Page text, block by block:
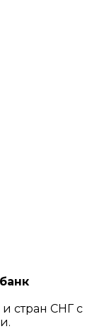
стран СНГ с